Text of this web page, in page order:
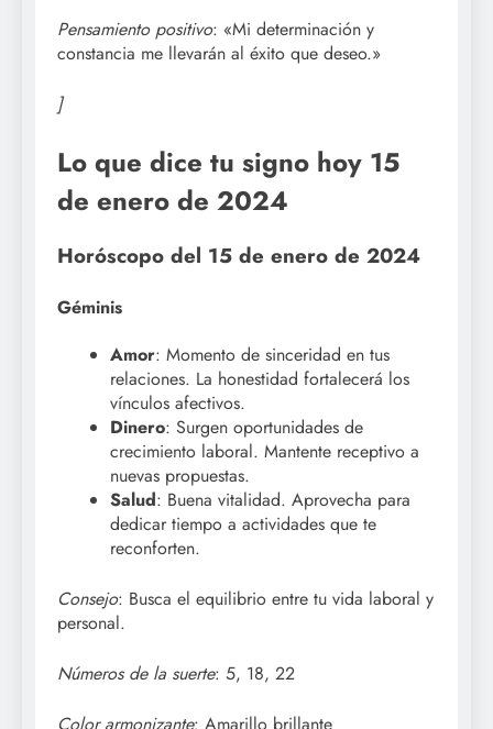
Pensamiento positivo: «Mi determinación y
constancia me llevarán al éxito que deseo.»
]
Lo que dice tu signo hoy 15
de enero de 2024
Horóscopo del 15 de enero de 2024
Géminis
Amor: Momento de sinceridad en tus
relaciones. La honestidad fortalecerá los
vínculos afectivos.
Dinero: Surgen oportunidades de
crecimiento laboral. Mantente receptivo a
nuevas propuestas.
Salud: Buena vitalidad. Aprovecha para
dedicar tiempo a actividades que te
reconforten.
Consejo: Busca el equilibrio entre tu vida laboral y
personal.
Números de la suerte: 5, 18, 22